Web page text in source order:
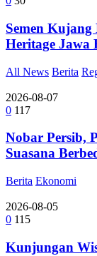
Semen
Heritage Jawa
All News Berita
2026-08-07
0 117
Nobar Persib,
Suasana
Berita Ekonomi
2026-08-05
0 115
Kunjungan